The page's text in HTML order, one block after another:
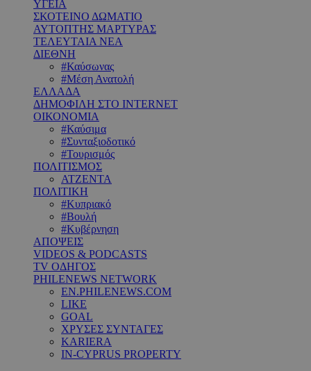
ΥΓΕΙΑ
ΣΚΟΤΕΙΝΟ ΔΩΜΑΤΙΟ
ΑΥΤΟΠΤΗΣ ΜΑΡΤΥΡΑΣ
ΤΕΛΕΥΤΑΙΑ ΝΕΑ
ΔΙΕΘΝΗ
#Καύσωνας
#Μέση Ανατολή
ΕΛΛΑΔΑ
ΔΗΜΟΦΙΛΗ ΣΤΟ INTERNET
ΟΙΚΟΝΟΜΙΑ
#Καύσιμα
#Συνταξιοδοτικό
#Τουρισμός
ΠΟΛΙΤΙΣΜΟΣ
ΑΤΖΕΝΤΑ
ΠΟΛΙΤΙΚΗ
#Κυπριακό
#Βουλή
#Κυβέρνηση
ΑΠΟΨΕΙΣ
VIDEOS & PODCASTS
TV ΟΔΗΓΟΣ
PHILENEWS NETWORK
EN.PHILENEWS.COM
LIKE
GOAL
ΧΡΥΣΕΣ ΣΥΝΤΑΓΕΣ
KARIERA
IN-CYPRUS PROPERTY